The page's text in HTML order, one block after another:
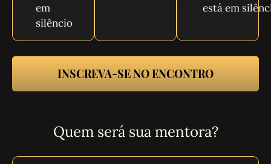
em
silêncio
está em
INSCREVA-SE NO ENCONTRO
Quem será sua mentora?